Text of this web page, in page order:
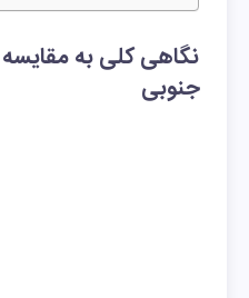
نگاهی کلی به
جنوبی